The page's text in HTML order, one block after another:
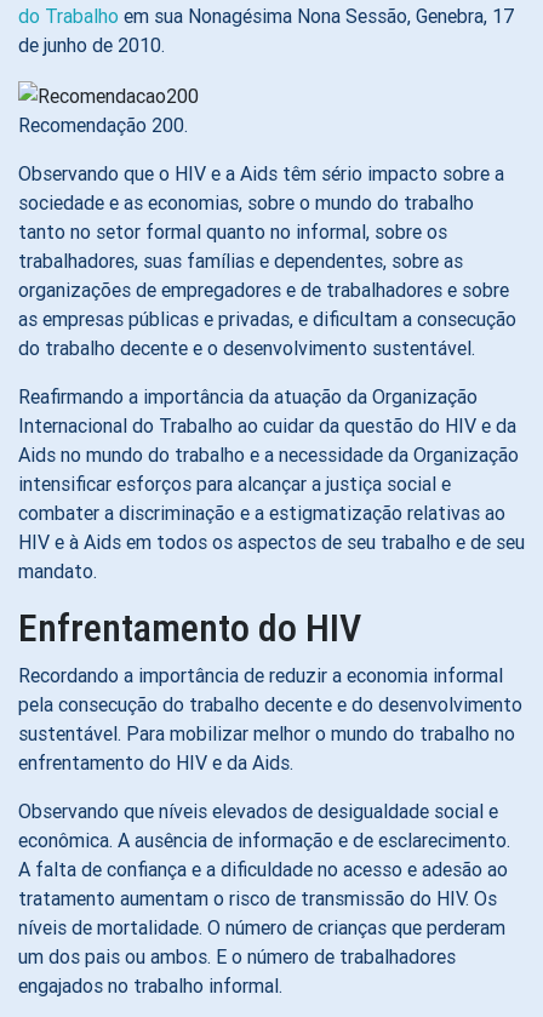
do Trabalho em sua Nonagésima Nona Sessão, Genebra, 17
de junho de 2010.
Recomendação 200.
Observando que o HIV e a Aids têm sério impacto sobre a
sociedade e as economias, sobre o mundo do trabalho
tanto no setor formal quanto no informal, sobre os
trabalhadores, suas famílias e dependentes, sobre as
organizações de empregadores e de trabalhadores e sobre
as empresas públicas e privadas, e dificultam a consecução
do trabalho decente e o desenvolvimento sustentável.
Reafirmando a importância da atuação da Organização
Internacional do Trabalho ao cuidar da questão do HIV e da
Aids no mundo do trabalho e a necessidade da Organização
intensificar esforços para alcançar a justiça social e
combater a discriminação e a estigmatização relativas ao
HIV e à Aids em todos os aspectos de seu trabalho e de seu
mandato.
Enfrentamento do HIV
Recordando a importância de reduzir a economia informal
pela consecução do trabalho decente e do desenvolvimento
sustentável. Para mobilizar melhor o mundo do trabalho no
enfrentamento do HIV e da Aids.
Observando que níveis elevados de desigualdade social e
econômica. A ausência de informação e de esclarecimento.
A falta de confiança e a dificuldade no acesso e adesão ao
tratamento aumentam o risco de transmissão do HIV. Os
níveis de mortalidade. O número de crianças que perderam
um dos pais ou ambos. E o número de trabalhadores
engajados no trabalho informal.